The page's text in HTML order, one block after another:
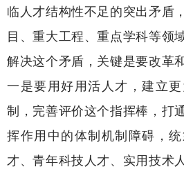
临人才结构性不足的突出矛盾
目、重大工程、重点学科等领
解决这个矛盾，关键是要改革
一是要用好用活人才，建立
制，完善评价这个指挥棒，打
挥作用中的体制机制障碍，
才、青年科技人才、实用技术